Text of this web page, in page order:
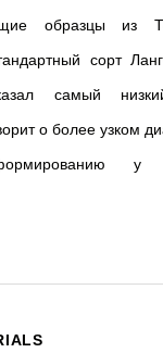
образцы из
сорт
самый
о более узком
у